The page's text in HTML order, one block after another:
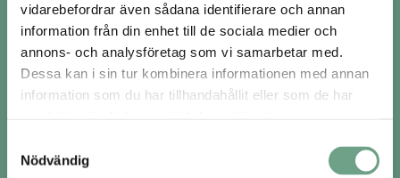
vidarebefordrar även sådana identifierare och annan
information från din enhet till de sociala medier och
annons- och analysföretag som vi samarbetar med.
Dessa kan i sin tur kombinera informationen med annan
information som du har tillhandahållit eller som de har
Nödvändig
Integritetspolicy
Kontor
Ramén Valves AB
Verkstad & service